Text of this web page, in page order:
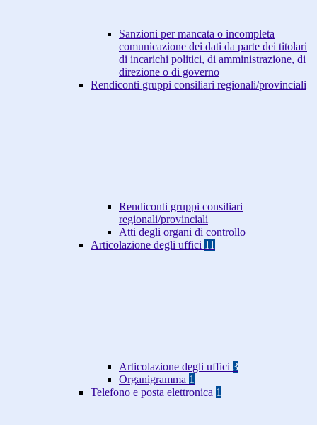
Sanzioni per mancata o incompleta
comunicazione dei dati da parte dei titolari
di incarichi politici, di amministrazione, di
direzione o di governo
Rendiconti gruppi consiliari regionali/provinciali
Rendiconti gruppi consiliari
regionali/provinciali
Atti degli organi di controllo
Articolazione degli uffici 11
Articolazione degli uffici 3
Organigramma 1
Telefono e posta elettronica 1